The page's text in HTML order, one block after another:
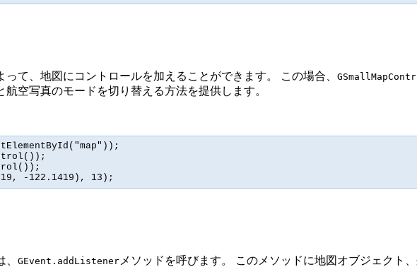
って、地図にコントロールを加えることができます。 この場合、
空写真のモードを切り替える方法を提供します。
-122.1419), 13);
GEvent.addListener メソッドを呼びます。 このメソッドに地図オブジェクト